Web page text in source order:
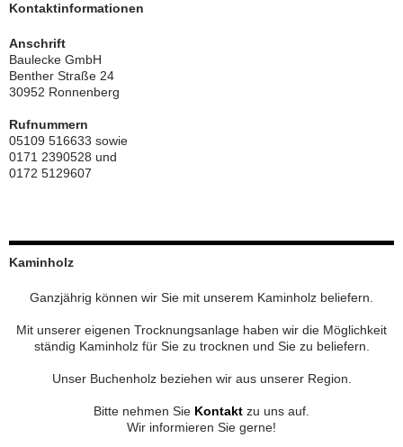
Kontaktinformationen
Anschrift
Baulecke GmbH
Benther Straße 24
30952 Ronnenberg
Rufnummern
05109 516633 sowie
0171 2390528 und
0172 5129607
Kaminholz
Ganzjährig können wir Sie mit unserem Kaminholz beliefern.
Mit unserer eigenen Trocknungsanlage haben wir die Möglichkeit
ständig Kaminholz für Sie zu trocknen und Sie zu beliefern.
Unser Buchenholz beziehen wir aus unserer Region.
Bitte nehmen Sie Kontakt zu uns auf.
Wir informieren Sie gerne!